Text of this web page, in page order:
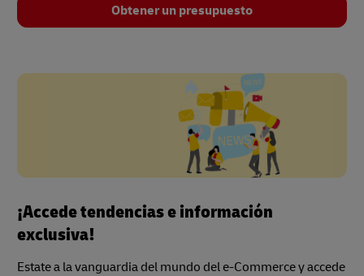
Obtener un presupuesto
¡Accede tendencias e información
exclusiva!
Estate a la vanguardia del mundo del e-Commerce y accede